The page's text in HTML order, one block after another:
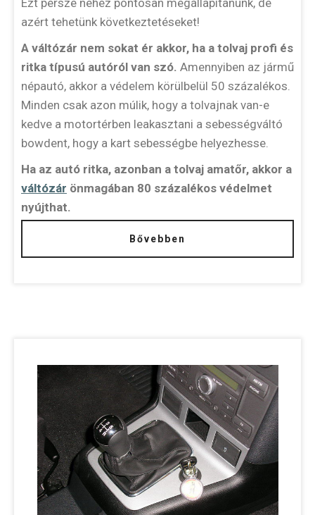
azért tehetünk következtetéseket!
A váltózár nem sokat ér akkor, ha a tolvaj profi és
ritka típusú autóról van szó. Amennyiben az jármű
népautó, akkor a védelem körülbelül 50 százalékos.
Minden csak azon múlik, hogy a tolvajnak van-e
kedve a motortérben leakasztani a sebességváltó
bowdent, hogy a kart sebességbe helyezhesse.
Ha az autó ritka, azonban a tolvaj amatőr, akkor a
váltózár önmagában 80 százalékos védelmet
nyújthat.
Bővebben